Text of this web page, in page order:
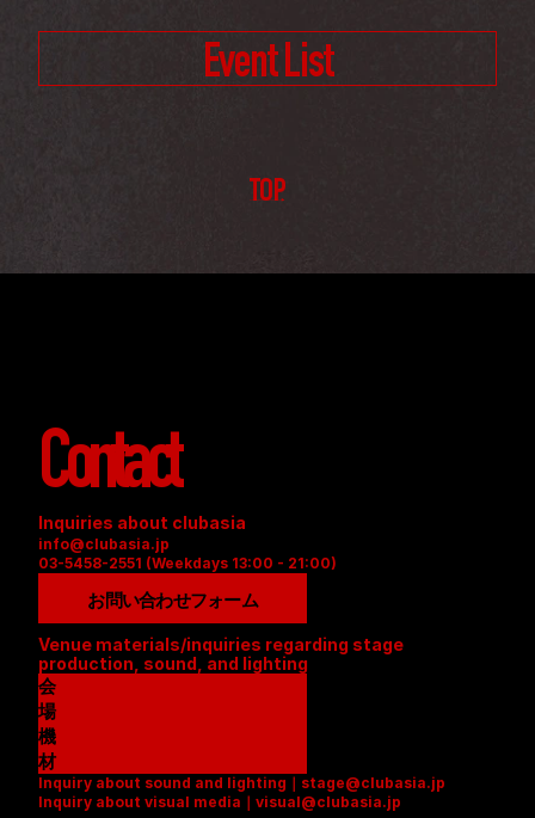
Event List
TOP
Contact
Inquiries about clubasia
info@clubasia.jp
03-5458-2551 (Weekdays 13:00 - 21:00)
お問い合わせフォーム
Venue materials/inquiries regarding stage
production, sound, and lighting
会
場
資
料
(
P
機
材
リ
ス
Inquiry about sound and lighting｜stage@clubasia.jp
Inquiry about visual media｜visual@clubasia.jp